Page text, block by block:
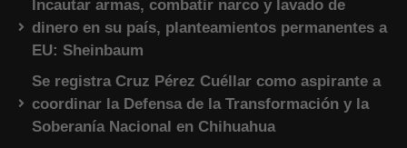
Incautar armas, combatir narco y lavado de
dinero en su país, planteamientos permanentes a
EU: Sheinbaum
Se registra Cruz Pérez Cuéllar como aspirante a
coordinar la Defensa de la Transformación y la
Soberanía Nacional en Chihuahua